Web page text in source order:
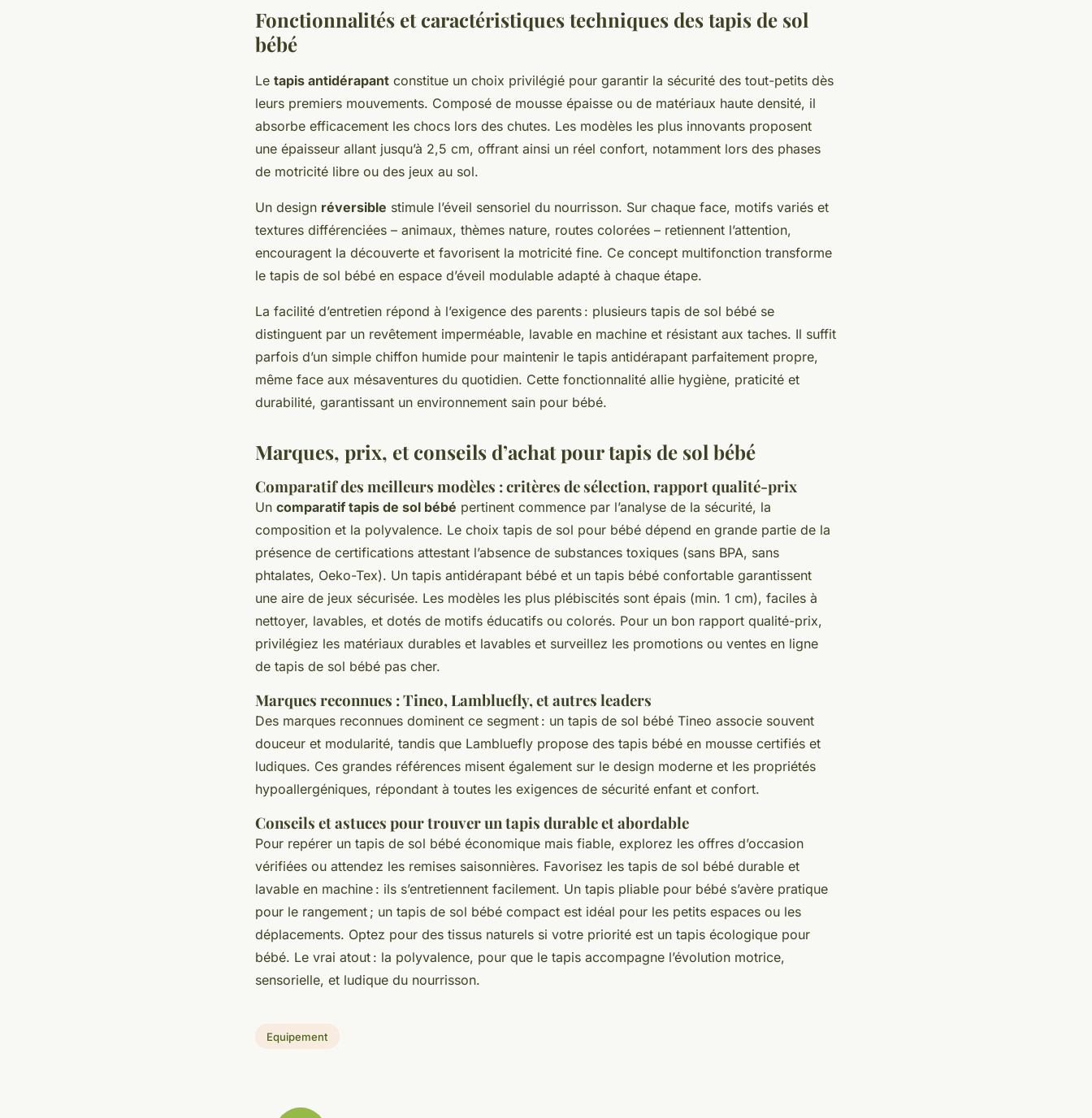
Fonctionnalités et caractéristiques techniques des tapis de sol
bébé
Le tapis antidérapant constitue un choix privilégié pour garantir la sécurité des tout-petits dès
leurs premiers mouvements. Composé de mousse épaisse ou de matériaux haute densité, il
absorbe efficacement les chocs lors des chutes. Les modèles les plus innovants proposent
une épaisseur allant jusqu’à 2,5 cm, offrant ainsi un réel confort, notamment lors des phases
de motricité libre ou des jeux au sol.
Un design réversible stimule l’éveil sensoriel du nourrisson. Sur chaque face, motifs variés et
textures différenciées – animaux, thèmes nature, routes colorées – retiennent l’attention,
encouragent la découverte et favorisent la motricité fine. Ce concept multifonction transforme
le tapis de sol bébé en espace d’éveil modulable adapté à chaque étape.
La facilité d’entretien répond à l’exigence des parents : plusieurs tapis de sol bébé se
distinguent par un revêtement imperméable, lavable en machine et résistant aux taches. Il suffit
parfois d’un simple chiffon humide pour maintenir le tapis antidérapant parfaitement propre,
même face aux mésaventures du quotidien. Cette fonctionnalité allie hygiène, praticité et
durabilité, garantissant un environnement sain pour bébé.
Marques, prix, et conseils d’achat pour tapis de sol bébé
Comparatif des meilleurs modèles : critères de sélection, rapport qualité-prix
Un comparatif tapis de sol bébé pertinent commence par l’analyse de la sécurité, la
composition et la polyvalence. Le choix tapis de sol pour bébé dépend en grande partie de la
présence de certifications attestant l’absence de substances toxiques (sans BPA, sans
phtalates, Oeko-Tex). Un tapis antidérapant bébé et un tapis bébé confortable garantissent
une aire de jeux sécurisée. Les modèles les plus plébiscités sont épais (min. 1 cm), faciles à
nettoyer, lavables, et dotés de motifs éducatifs ou colorés. Pour un bon rapport qualité-prix,
privilégiez les matériaux durables et lavables et surveillez les promotions ou ventes en ligne
de tapis de sol bébé pas cher.
Marques reconnues : Tineo, Lambluefly, et autres leaders
Des marques reconnues dominent ce segment : un tapis de sol bébé Tineo associe souvent
douceur et modularité, tandis que Lambluefly propose des tapis bébé en mousse certifiés et
ludiques. Ces grandes références misent également sur le design moderne et les propriétés
hypoallergéniques, répondant à toutes les exigences de sécurité enfant et confort.
Conseils et astuces pour trouver un tapis durable et abordable
Pour repérer un tapis de sol bébé économique mais fiable, explorez les offres d’occasion
vérifiées ou attendez les remises saisonnières. Favorisez les tapis de sol bébé durable et
lavable en machine : ils s’entretiennent facilement. Un tapis pliable pour bébé s’avère pratique
pour le rangement ; un tapis de sol bébé compact est idéal pour les petits espaces ou les
déplacements. Optez pour des tissus naturels si votre priorité est un tapis écologique pour
bébé. Le vrai atout : la polyvalence, pour que le tapis accompagne l’évolution motrice,
sensorielle, et ludique du nourrisson.
Equipement